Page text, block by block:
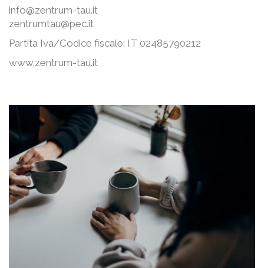
info@zentrum-tau.it
zentrumtau@pec.it
Partita Iva/Codice fiscale: IT 02485790212
www.zentrum-tau.it